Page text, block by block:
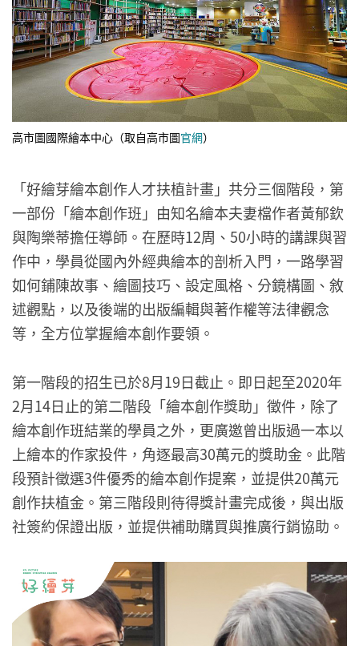
高市圖國際繪本中心（取自高市圖官網）
「好繪芽繪本創作人才扶植計畫」共分三個階段，第
一部份「繪本創作班」由知名繪本夫妻檔作者黃郁欽
與陶樂蒂擔任導師。在歷時12周、50小時的講課與習
作中，學員從國內外經典繪本的剖析入門，一路學習
如何鋪陳故事、繪圖技巧、設定風格、分鏡構圖、敘
述觀點，以及後端的出版編輯與著作權等法律觀念
等，全方位掌握繪本創作要領。
第一階段的招生已於8月19日截止。即日起至2020年
2月14日止的第二階段「繪本創作獎助」徵件，除了
繪本創作班結業的學員之外，更廣邀曾出版過一本以
上繪本的作家投件，角逐最高30萬元的獎助金。此階
段預計徵選3件優秀的繪本創作提案，並提供20萬元
創作扶植金。第三階段則待得獎計畫完成後，與出版
社簽約保證出版，並提供補助購買與推廣行銷協助。